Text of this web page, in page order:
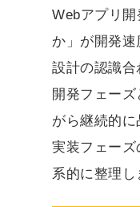
Webアプリ
か」が開発
設計の認識
開発フェー
がら継続的
実装フェー
系的に整理し